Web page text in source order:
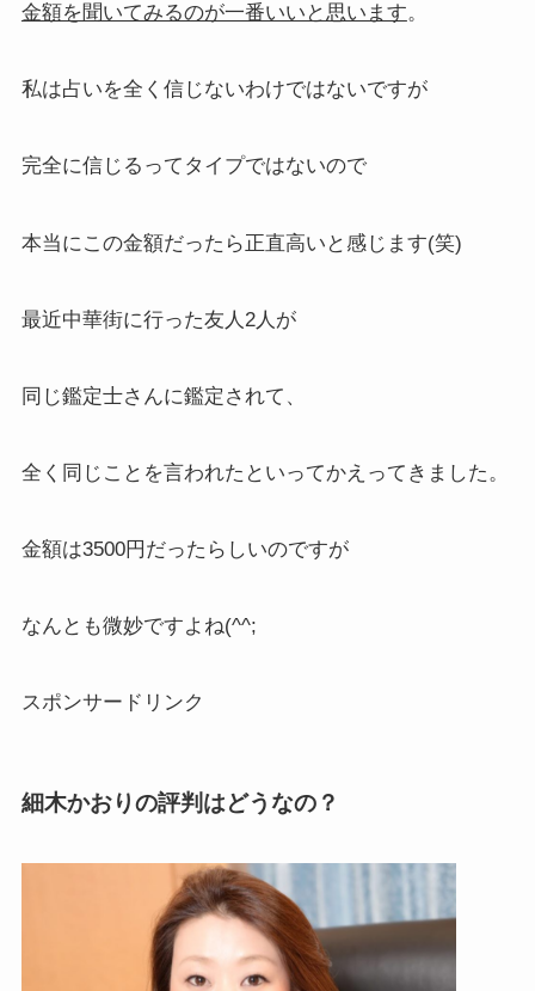
金額を聞いてみるのが一番いいと思います。
私は占いを全く信じないわけではないですが
完全に信じるってタイプではないので
本当にこの金額だったら正直高いと感じます(笑)
最近中華街に行った友人2人が
同じ鑑定士さんに鑑定されて、
全く同じことを言われたといってかえってきました。
金額は3500円だったらしいのですが
なんとも微妙ですよね(^^;
スポンサードリンク
細木かおりの評判はどうなの？